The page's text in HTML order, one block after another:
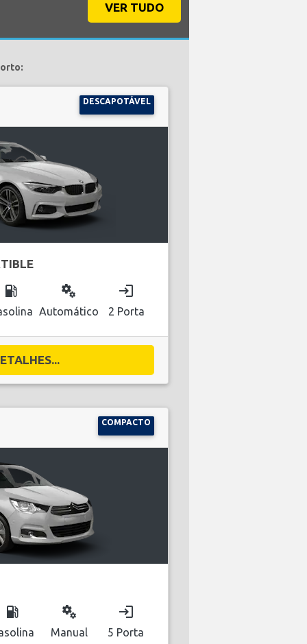
VER TUDO
DESCAPOTÁVEL
local_gas_station miscellaneous_services
Automático
login
2 Porta
COMPACTO
local_gas_station miscellaneous_services
Manual
login
5 Porta